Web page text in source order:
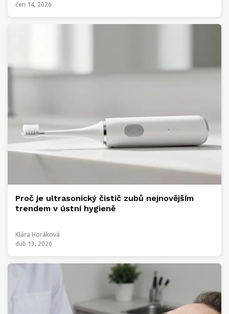
čen 14, 2026
Proč je ultrasonický čistič zubů nejnovějším
trendem v ústní hygieně
Klára Horáková
dub 13, 2026